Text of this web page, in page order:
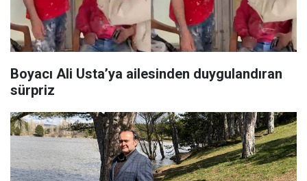
Boyacı Ali Usta’ya ailesinden duygulandıran
sürpriz